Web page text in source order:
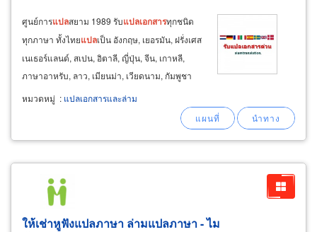
ศูนย์การแปลสยาม 1989 รับแปลเอกสารทุกชนิด
ทุกภาษา ทั้งไทยแปลเป็น อังกฤษ, เยอรมัน, ฝรั่งเศส
เนเธอร์แลนด์, สเปน, อิตาลี, ญี่ปุ่น, จีน, เกาหลี,
ภาษาอาหรับ, ลาว, เมียนม่า, เวียดนาม, กัมพูชา
นานาชาติ
ภาษาต่างชาติเป็น
จดหมายรับรองโดยสถาน
กระทรวงต่างประเทศ
หมวดหมู่ : แปลเอกสารและล่าม
ให้เช่าหูฟังแปลภาษา ล่ามแปลภาษา - ไม